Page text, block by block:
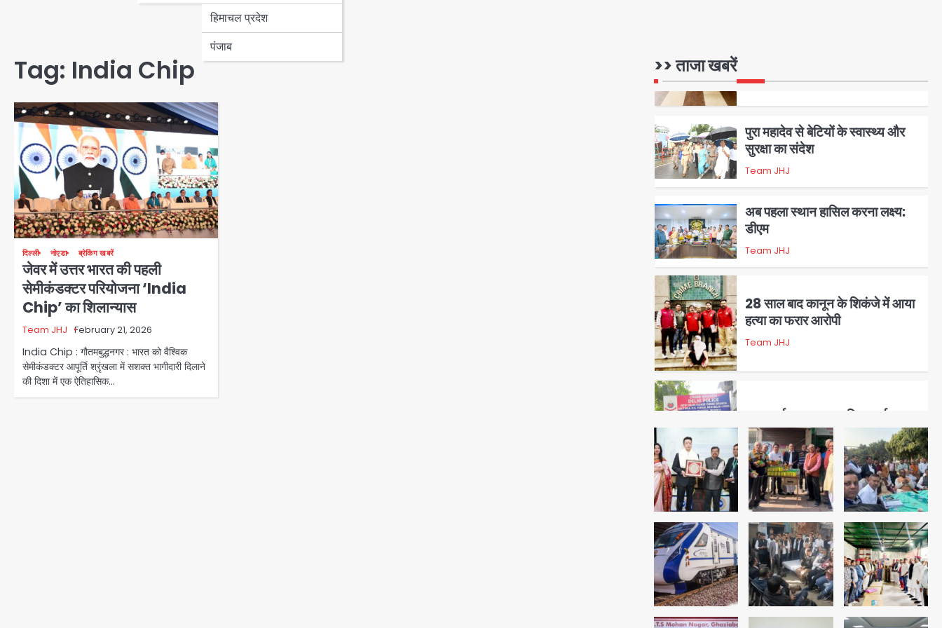
हिमाचल प्रदेश
पंजाब
Tag: India Chip
दिल्ली नोएडा ब्रेकिंग खबरें
जेवर में उत्तर भारत की पहली
सेमीकंडक्टर परियोजना ‘India
Chip’ का शिलान्यास
Team JHJ February 21, 2026
India Chip : गौतमबुद्धनगर : भारत को वैश्विक
सेमीकंडक्टर आपूर्ति श्रृंखला में सशक्त भागीदारी दिलाने
की दिशा में एक ऐतिहासिक…
>> ताजा खबरें
5
1
पुरा महादेव से बेटियों के स्वास्थ्य और
सुरक्षा का संदेश
Team JHJ
2
अब पहला स्थान हासिल करना लक्ष्य:
डीएम
Team JHJ
3
28 साल बाद कानून के शिकंजे में आया
हत्या का फरार आरोपी
Team JHJ
4
डबल मर्डर का मुख्य साजिशकर्ता
क्राइम ब्रांच के हत्थे
Team JHJ
5
रोहित चौधरी गैंग का कुख्यात बदमाश
राजस्थान से गिरफ्तार
Team JHJ